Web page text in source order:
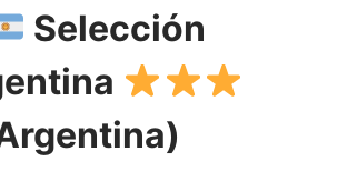
Selección